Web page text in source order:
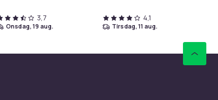
3,7
onsdag, 19 aug.
4,1
tirsdag, 11 aug.